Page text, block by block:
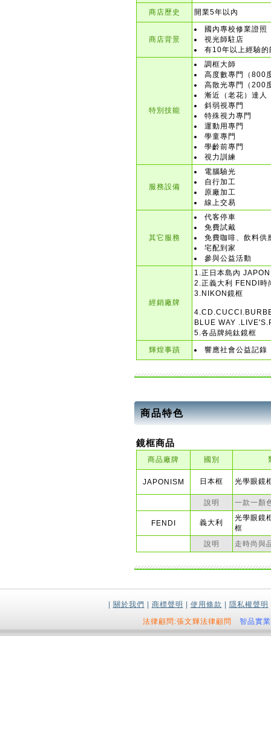
商店歷史
開業5年以內
商店背景
國內專校修業證照
視光師駐店
有10年以上經驗的
特別技能
調框大師
高度數專門（800
高散光專門（200
漸近（老花）達人
斜弱視專門
特殊視力專門
運動用專門
學童專門
學齡前專門
視力訓練
服務設備
電腦驗光
自行加工
原廠加工
線上交易
其它服務
代客停車
免費試戴
免費咖啡、飲料供
宅配到家
參與公益活動
經銷廠牌
1.正日本島內
2.正義大利 FENDI時
3.NIKON鏡框
BLUE WAY
5.各品牌純鈦鏡框
輝煌事蹟
響應社會公益記錄
商品特色
鏡框商品
商品廠牌 國別
JAPONISM 日本框 光學眼鏡
說明 一款一顏
FENDI 義大利
光學眼鏡
框
說明
走時尚與
關於我們 商標聲明 使用條款 隱私權聲明
法律顧問:張文輝法律顧問
智品實業